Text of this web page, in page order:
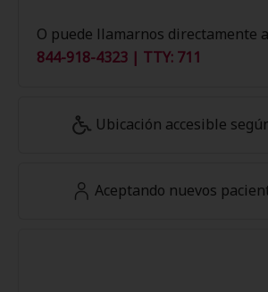
O puede llamarnos directamente
844-918-4323 | TTY: 711
Ubicación accesible
Aceptando nuevos